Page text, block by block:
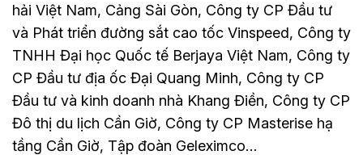
hải Việt Nam, Cảng Sài Gòn, Công ty CP Đầu tư
và Phát triển đường sắt cao tốc Vinspeed, Công ty
TNHH Đại học Quốc tế Berjaya Việt Nam, Công ty
CP Đầu tư địa ốc Đại Quang Minh, Công ty CP
Đầu tư và kinh doanh nhà Khang Điền, Công ty CP
Đô thị du lịch Cần Giờ, Công ty CP Masterise hạ
tầng Cần Giờ, Tập đoàn Geleximco…